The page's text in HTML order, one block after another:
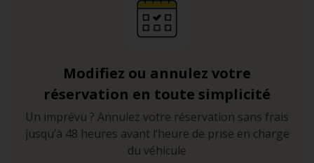
Modifiez ou annulez votre
réservation en toute simplicité
Un imprévu ? Annulez votre réservation sans frais
jusqu’à 48 heures avant l’heure de prise en charge
du véhicule